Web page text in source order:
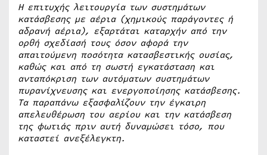
Η επιτυχής λειτουργία των συστημάτων
κατάσβεσης με αέρια (χημικούς παράγοντες ή
αδρανή αέρια), εξαρτάται καταρχήν από την
ορθή σχεδίασή τους όσον αφορά την
απαιτούμενη ποσότητα κατασβεστικής ουσίας,
καθώς και από τη σωστή εγκατάσταση και
ανταπόκριση των αυτόματων συστημάτων
πυρανίχνευσης και ενεργοποίησης κατάσβεσης.
Τα παραπάνω εξασφαλίζουν την έγκαιρη
απελευθέρωση του αερίου και την κατάσβεση
της φωτιάς πριν αυτή δυναμώσει τόσο, που
καταστεί ανεξέλεγκτη.